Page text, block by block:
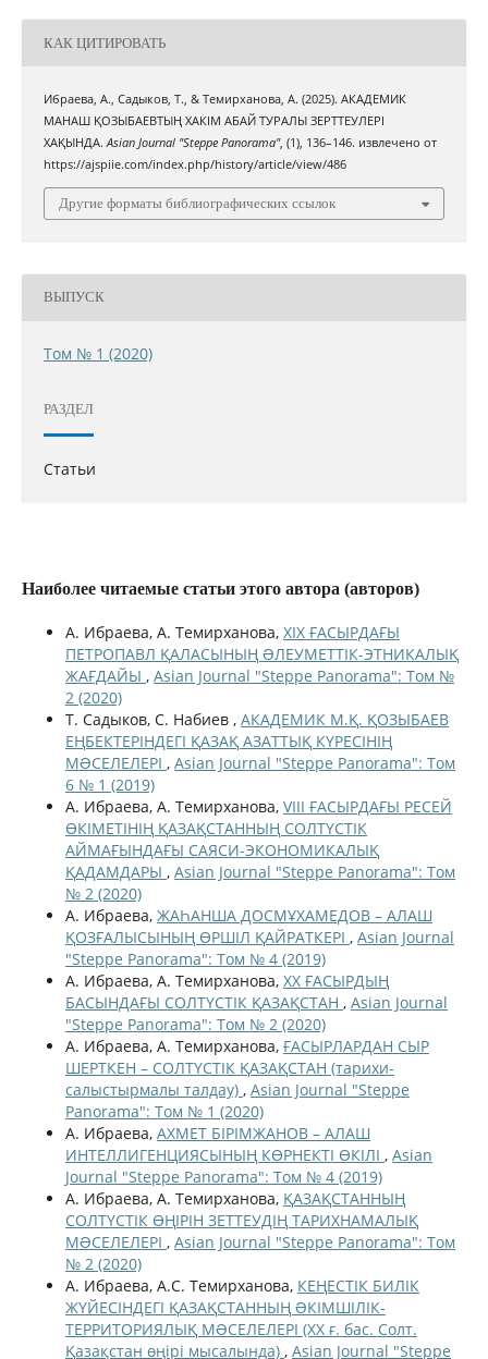
КАК ЦИТИРОВАТЬ
Ибраева, А., Садыков, Т., & Темирханова, А. (2025). АКАДЕМИК
МАНАШ ҚОЗЫБАЕВТЫҢ ХАКІМ АБАЙ ТУРАЛЫ ЗЕРТТЕУЛЕРІ
ХАҚЫНДА.Asian Journal "Steppe Panorama", (1), 136–146. извлечено от
https://ajspiie.com/index.php/history/article/view/486
Другие форматы библиографических ссылок
ВЫПУСК
Том № 1 (2020)
РАЗДЕЛ
Статьи
Наиболее читаемые статьи этого автора (авторов)
А. Ибраева, А. Темирханова, ХІХ ҒАСЫРДАҒЫ
ПЕТРОПАВЛ ҚАЛАСЫНЫҢ ƏЛЕУМЕТТІК-ЭТНИКАЛЫҚ
ЖАҒДАЙЫ , Asian Journal "Steppe Panorama": Том №
2 (2020)
Т. Садыков, С. Набиев , АКАДЕМИК М.Қ. ҚОЗЫБАЕВ
ЕҢБЕКТЕРІНДЕГІ ҚАЗАҚ АЗАТТЫҚ КҮРЕСІНІҢ
МƏСЕЛЕЛЕРІ , Asian Journal "Steppe Panorama": Том
6 № 1 (2019)
А. Ибраева, А. Темирханова, VIII ҒАСЫРДАҒЫ РЕСЕЙ
ӨКІМЕТІНІҢ ҚАЗАҚСТАННЫҢ СОЛТҮСТІК
АЙМАҒЫНДАҒЫ САЯСИ-ЭКОНОМИКАЛЫҚ
ҚАДАМДАРЫ , Asian Journal "Steppe Panorama": Том
№ 2 (2020)
А. Ибраева, ЖАҺАНША ДОСМҰХАМЕДОВ – АЛАШ
ҚОЗҒАЛЫСЫНЫҢ ӨРШІЛ ҚАЙРАТКЕРІ , Asian Journal
"Steppe Panorama": Том № 4 (2019)
А. Ибраева, А. Темирханова, ХХ ҒАСЫРДЫҢ
БАСЫНДАҒЫ СОЛТҮСТІК ҚАЗАҚСТАН , Asian Journal
"Steppe Panorama": Том № 2 (2020)
А. Ибраева, А. Темирханова, ҒАСЫРЛАРДАН СЫР
ШЕРТКЕН – СОЛТҮСТІК ҚАЗАҚСТАН (тарихи-
салыстырмалы талдау) , Asian Journal "Steppe
Panorama": Том № 1 (2020)
А. Ибраева, АХМЕТ БІРІМЖАНОВ – АЛАШ
ИНТЕЛЛИГЕНЦИЯСЫНЫҢ КӨРНЕКТІ ӨКІЛІ , Asian
Journal "Steppe Panorama": Том № 4 (2019)
А. Ибраева, А. Темирханова, ҚАЗАҚСТАННЫҢ
СОЛТҮСТІК ӨҢІРІН ЗЕТТЕУДІҢ ТАРИХНАМАЛЫҚ
МƏСЕЛЕЛЕРІ , Asian Journal "Steppe Panorama": Том
№ 2 (2020)
А. Ибраева, А.С. Темирханова, КЕҢЕСТІК БИЛІК
ЖҮЙЕСІНДЕГІ ҚАЗАҚСТАННЫҢ ƏКІМШІЛІК-
ТЕРРИТОРИЯЛЫҚ МƏСЕЛЕЛЕРІ (ХХ ғ. бас. Солт.
Қазақстан өңірі мысалында) , Asian Journal "Steppe